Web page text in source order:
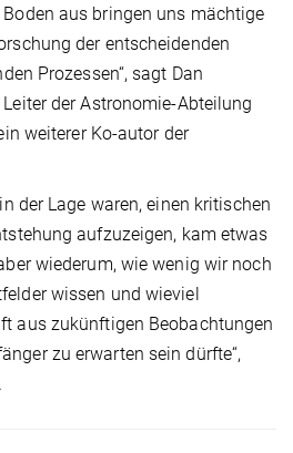
aus bringen uns mächtige
der entscheidenden
Prozessen“, sagt Dan
der Astronomie-Abteilung
weiterer Ko-autor der
der Lage waren, einen kritischen
aufzuzeigen, kam etwas
wiederum, wie wenig wir noch
wissen und wieviel
aus zukünftigen Beobachtungen
zu erwarten sein dürfte“,
.